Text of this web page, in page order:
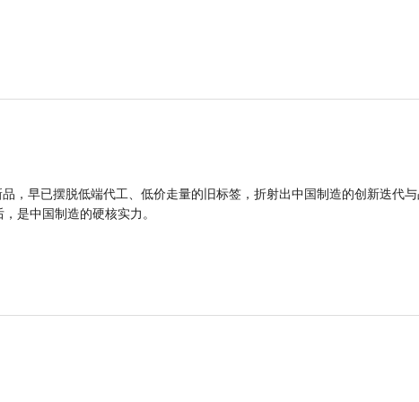
，早已摆脱低端代工、低价走量的旧标签，折射出中国制造的创新迭代
是中国制造的硬核实力。